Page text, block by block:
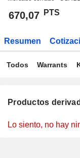
670,07 PTS
Resumen
Todos Warrants
Productos
Lo siento, no hay